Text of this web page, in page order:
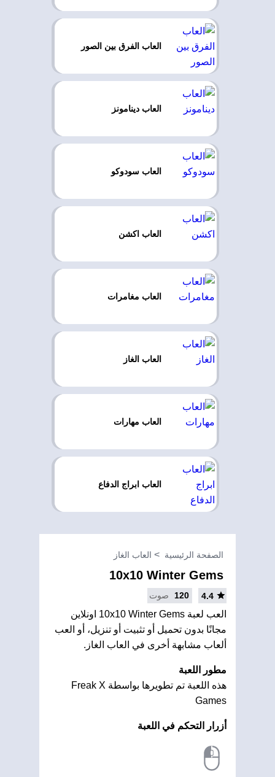
العاب الفرق بين الصور
العاب دينامونز
العاب سودوكو
العاب اكشن
العاب مغامرات
العاب الغاز
العاب مهارات
العاب ابراج الدفاع
الصفحة الرئيسية العاب الغاز
10x10 Winter Gems
4.4
120 صوت
العب لعبة 10x10 Winter Gems اونلاين
مجانًا بدون تحميل أو تثبيت أو تنزيل، أو العب
ألعاب مشابهة أخرى في العاب الغاز.
مطور اللعبة
هذه اللعبة تم تطويرها بواسطة Freak X
Games
أزرار التحكم في اللعبة